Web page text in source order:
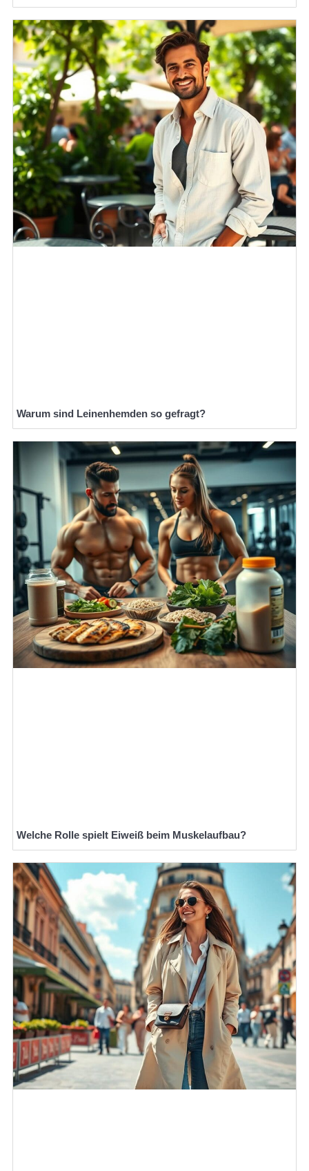
Warum sind Leinenhemden so gefragt?
Welche Rolle spielt Eiweiß beim Muskelaufbau?